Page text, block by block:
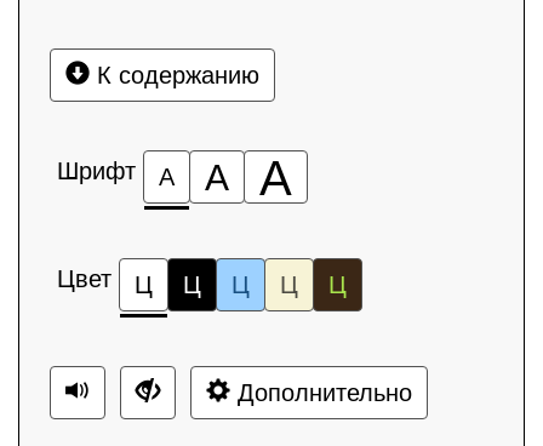
К содержанию
Шрифт А А А
Цвет Ц Ц Ц Ц Ц
Дополнительно